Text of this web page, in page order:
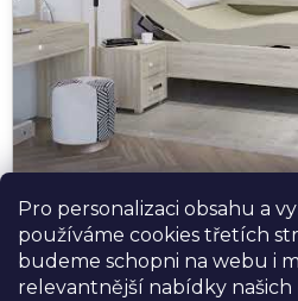
Pro personalizaci obsahu a
používáme cookies třetích
budeme schopni na webu i
relevantnější nabídky
▶ Podívejte se na video